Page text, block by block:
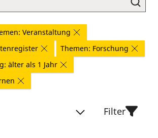
Veranstaltung
Themen: Forschung
älter als 1 Jahr
Filter